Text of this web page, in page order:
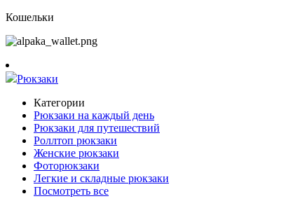
Кошельки
Рюкзаки
Категории
Рюкзаки на каждый день
Рюкзаки для путешествий
Роллтоп рюкзаки
Женские рюкзаки
Фоторюкзаки
Легкие и складные рюкзаки
Посмотреть все